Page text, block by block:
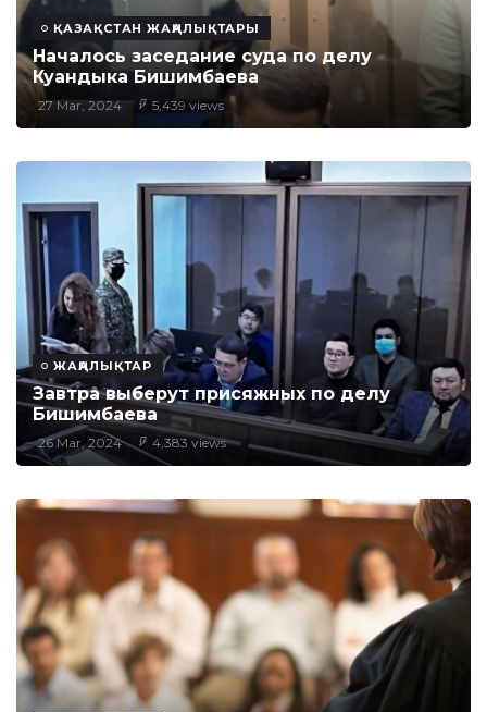
ҚАЗАҚСТАН ЖАҢАЛЫҚТАРЫ
Началось заседание суда по делу
Куандыка Бишимбаева
27 Mar, 2024 5,439 views
ЖАҢАЛЫҚТАР
Завтра выберут присяжных по делу
Бишимбаева
26 Mar, 2024 4,383 views